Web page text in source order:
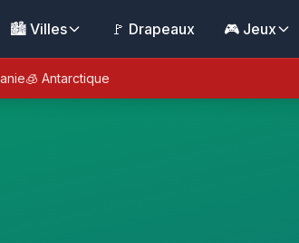
🏙️ Villes 🚩 Drapeaux 🎮 Jeux
🧊 Antarctique